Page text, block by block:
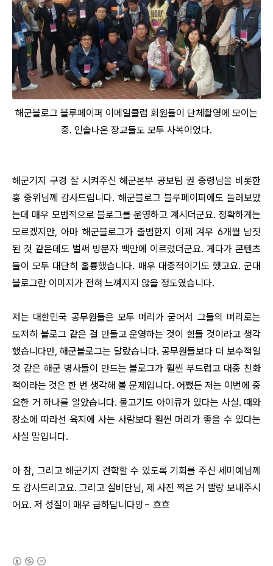
해군블로그 블루페이퍼 이메일클럽 회원들이 단체촬영에 모이는
중. 인솔나온 장교들도 모두 사복이었다.
해군기지 구경 잘 시켜주신 해군본부 공보팀 권 중령님을 비롯한
홍 중위님께 감사드립니다. 해군블로그 블루페이퍼에도 들러보았
는데 매우 모범적으로 블로그를 운영하고 계시더군요. 정확하게는
모르겠지만, 아마 해군블로그가 출범한지 이제 겨우 6개월 남짓
된 것 같은데도 벌써 방문자 백만에 이르렀더군요. 게다가 콘텐츠
들이 모두 대단히 훌륭했습니다. 매우 대중적이기도 했고요. 군대
블로그란 이미지가 전혀 느껴지지 않을 정도였습니다.
저는 대한민국 공무원들은 모두 머리가 굳어서 그들의 머리로는
도저히 블로그 같은 걸 만들고 운영하는 것이 힘들 것이라고 생각
했습니다만, 해군블로그는 달랐습니다. 공무원들보다 더 보수적일
것 같은 해군 병사들이 만드는 블로그가 훨씬 부드럽고 대중 친화
적이라는 것은 한 번 생각해 볼 문제입니다. 어쨌든 저는 이번에 중
요한 거 하나를 알았습니다. 물고기도 아이큐가 있다는 사실. 때와
장소에 따라선 육지에 사는 사람보다 훨씬 머리가 좋을 수 있다는
사실 말입니다.
아 참, 그리고 해군기지 견학할 수 있도록 기회를 주신 세미예님께
도 감사드리고요. 그리고 실비단님, 제 사진 찍은 거 빨랑 보내주시
어요. 저 성질이 매우 급하답니다앙~ 흐흐